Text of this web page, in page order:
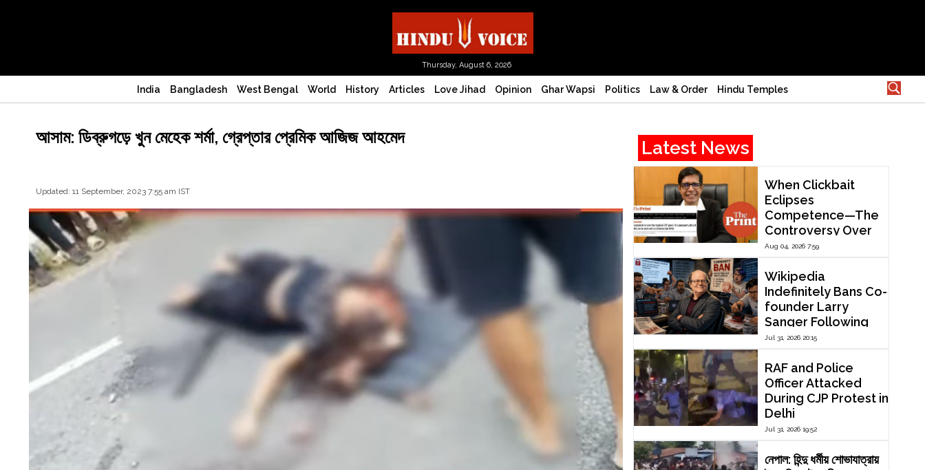
Thursday, August 6, 2026
India Bangladesh West Bengal World History Articles Love Jihad Opinion Ghar Wapsi Politics Law & Order Hindu Temples
আসাম: ডিব্রুগড়ে খুন মেহেক শর্মা, গ্রেপ্তার প্রেমিক আজিজ আহমেদ
Updated: 11 September, 2023 7:55 am IST
Latest News
When Clickbait
Eclipses
Competence—The
Controversy Over
ThePrint’s Profile of
V. Kamakoti
Aug 04, 2026 7:59
Wikipedia
Indefinitely Bans Co-
founder Larry
Sanger Following
Dispute Over
Jul 31, 2026 20:15
RAF and Police
Officer Attacked
During CJP Protest in
Delhi
Jul 31, 2026 19:52
নেপাল: হিন্দু ধর্মীয় শোভাযাত্রায়